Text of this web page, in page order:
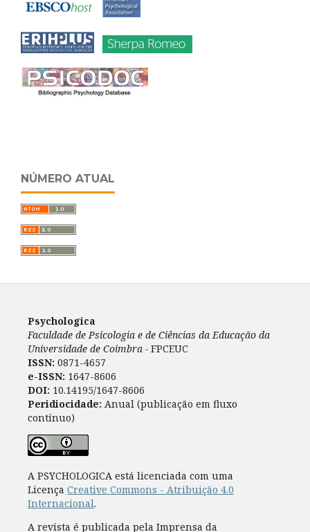
NÚMERO ATUAL
Psychologica
Faculdade de Psicologia e de Ciências da Educação da
Universidade de Coimbra - FPCEUC
ISSN: 0871-4657
e-ISSN: 1647-8606
DOI: 10.14195/1647-8606
Peridiocidade: Anual (publicação em fluxo
contínuo)
A PSYCHOLOGICA está licenciada com uma
Licença Creative Commons - Atribuição 4.0
Internacional.
A revista é publicada pela Imprensa da